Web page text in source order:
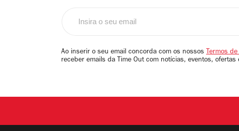
email
Ao inserir o seu email concorda com os nossos Termos de
receber emails da Time Out com notícias, eventos, ofertas